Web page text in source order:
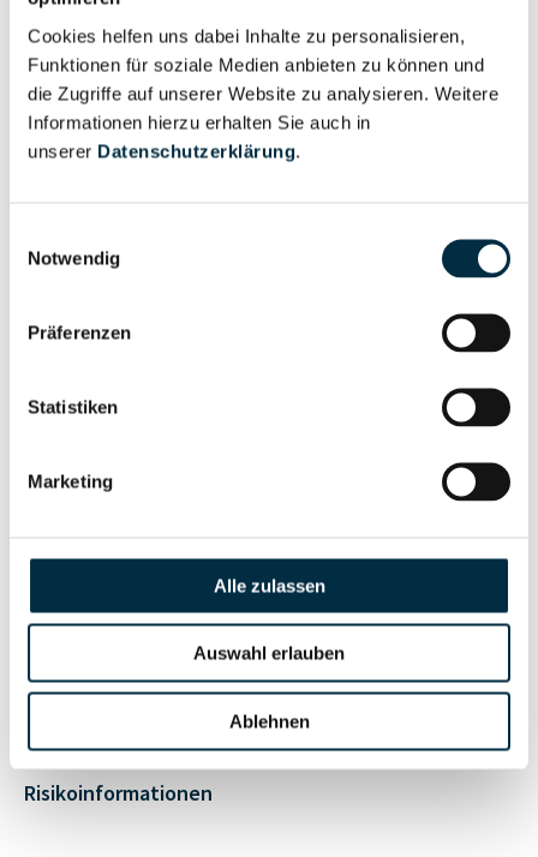
Cookies helfen uns dabei Inhalte zu personalisieren,
Funktionen für soziale Medien anbieten zu können und
die Zugriffe auf unserer Website zu analysieren. Weitere
Informationen hierzu erhalten Sie auch in
unserer Datenschutzerklärung.
Notwendig
Präferenzen
Statistiken
Marketing
Alle zulassen
Auswahl erlauben
Ablehnen
Wirtschaftlich
Berechtigter
Vollständiges
Unternehmensprofil
anfragen
Eigentums- und Kontrollstruktur
Vollständiges
Vollständiges
Unternehmensprofil
Wirtschaftlich
Berechtigten Pfad
Vollständiges
Unternehmensprofil
anfragen
Risikoinformationen